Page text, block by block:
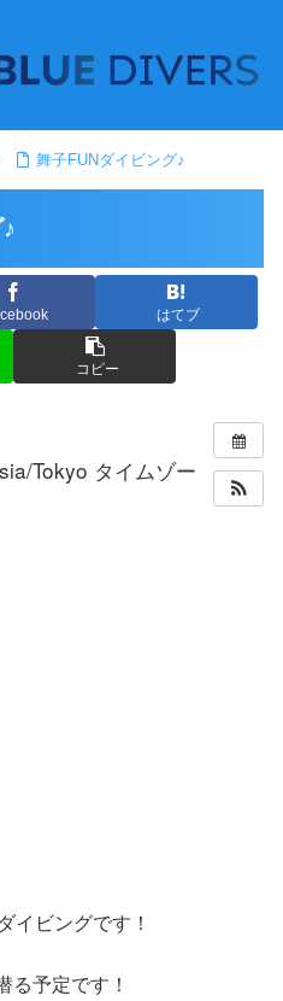
舞子FUNダイビング♪
はてブ
コピー
Tokyo タイムゾー
イビングです！
る予定です！